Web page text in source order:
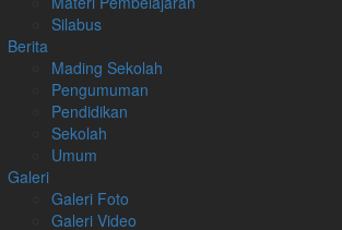
Silabus
Berita
Mading Sekolah
Pengumuman
Pendidikan
Sekolah
Umum
Galeri
Galeri Foto
Galeri Video